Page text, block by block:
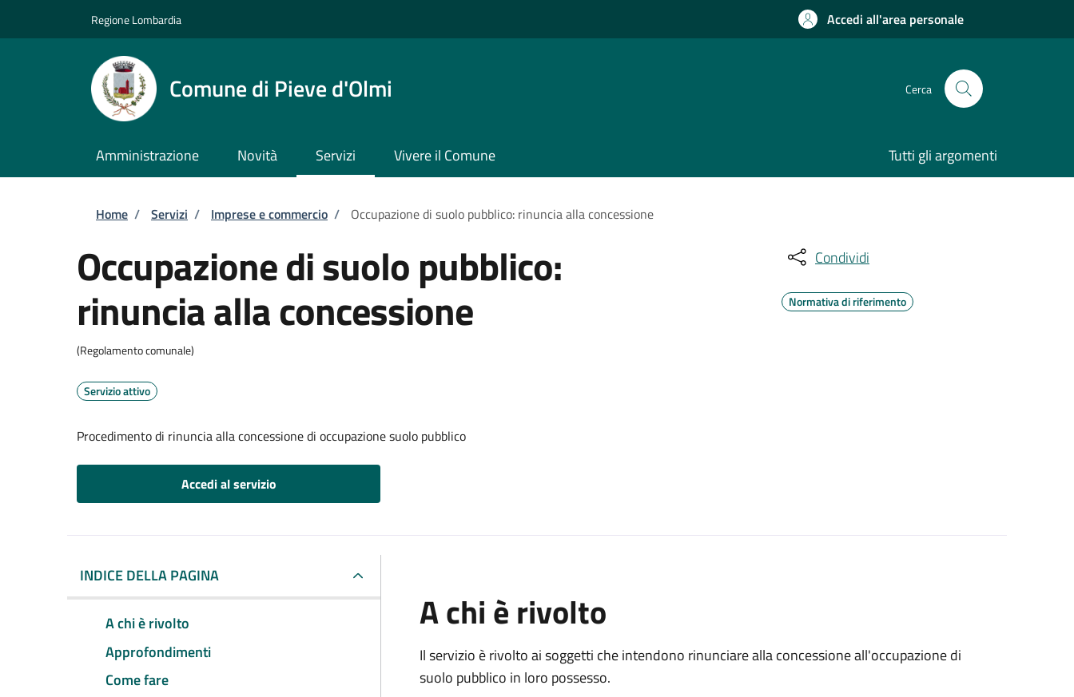
Regione Lombardia Accedi all'area personale
Comune di Pieve d'Olmi Cerca
Amministrazione Novità Servizi Vivere il Comune Tutti gli argomenti
Briciole di pane
Home / Servizi / Imprese e commercio / Occupazione di suolo pubblico: rinuncia alla concessione
Occupazione di suolo pubblico:
rinuncia alla concessione
(Regolamento comunale)
Servizio attivo
Procedimento di rinuncia alla concessione di occupazione suolo pubblico
Accedi al servizio
Condividi
Normativa di riferimento
INDICE DELLA PAGINA
A chi è rivolto
Approfondimenti
Come fare
A chi è rivolto
Il servizio è rivolto ai soggetti che intendono rinunciare alla concessione all'occupazione di
suolo pubblico in loro possesso.